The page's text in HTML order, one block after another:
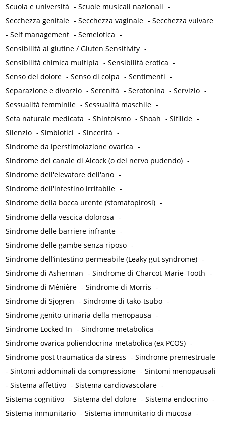
Scuola e università -Scuole musicali nazionali -
Secchezza genitale -Secchezza vaginale -Secchezza vulvare
-Self management -Semeiotica -
Sensibilità al glutine / Gluten Sensitivity -
Sensibilità chimica multipla -Sensibilità erotica -
Senso del dolore -Senso di colpa -Sentimenti -
Separazione e divorzio -Serenità -Serotonina -Servizio -
Sessualità femminile -Sessualità maschile -
Seta naturale medicata -Shintoismo -Shoah -Sifilide -
Silenzio -Simbiotici -Sincerità -
Sindrome da iperstimolazione ovarica -
Sindrome del canale di Alcock (o del nervo pudendo) -
Sindrome dell'elevatore dell'ano -
Sindrome dell'intestino irritabile -
Sindrome della bocca urente (stomatopirosi) -
Sindrome della vescica dolorosa -
Sindrome delle barriere infrante -
Sindrome delle gambe senza riposo -
Sindrome dell’intestino permeabile (Leaky gut syndrome) -
Sindrome di Asherman -Sindrome di Charcot-Marie-Tooth -
Sindrome di Ménière -Sindrome di Morris -
Sindrome di Sjögren -Sindrome di tako-tsubo -
Sindrome genito-urinaria della menopausa -
Sindrome Locked-In -Sindrome metabolica -
Sindrome ovarica poliendocrina metabolica (ex PCOS) -
Sindrome post traumatica da stress -Sindrome premestruale
-Sintomi addominali da compressione -Sintomi menopausali
-Sistema affettivo -Sistema cardiovascolare -
Sistema cognitivo -Sistema del dolore -Sistema endocrino -
Sistema immunitario -Sistema immunitario di mucosa -